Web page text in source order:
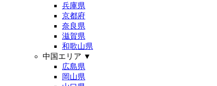
兵庫県
京都府
奈良県
滋賀県
和歌山県
中国エリア ▼
広島県
岡山県